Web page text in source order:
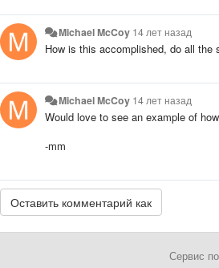
Michael McCoy 14 лет назад
How is this accomplished, do all the
Michael McCoy 14 лет назад
Would love to see an example of
-mm
Сервис